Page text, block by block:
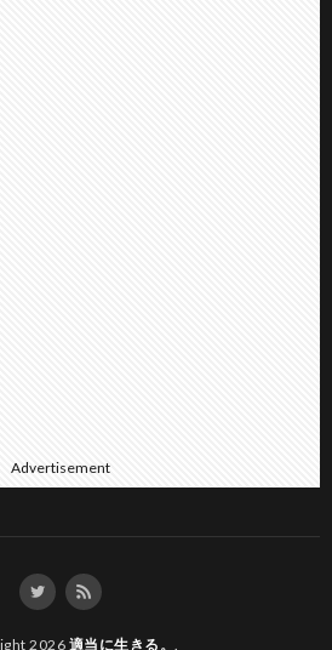
Advertisement
2026 適当に生きる。.